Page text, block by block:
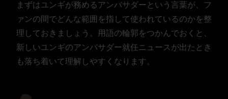
まずはユンギが務めるアンバサダーという言葉が、フ
ァンの間でどんな範囲を指して使われているのかを整
理しておきましょう。用語の輪郭をつかんでおくと、
新しいユンギのアンバサダー就任ニュースが出たとき
も落ち着いて理解しやすくなります。